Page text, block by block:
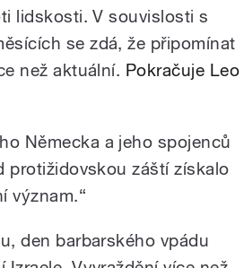
lidskosti. V souvislosti s
se zdá, že připomínat
než aktuální. Pokračuje Leo
Německa a jeho spojenců
protižidovskou záští získalo
význam.“
den barbarského vpádu